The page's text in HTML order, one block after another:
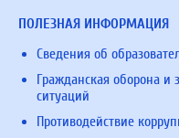
ПОЛЕЗНАЯ ИНФОРМАЦИЯ
Сведения об
Гражданская оборона и
ситуаций
Противодействие